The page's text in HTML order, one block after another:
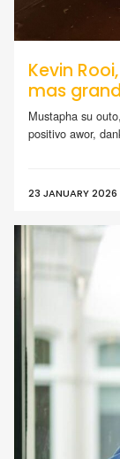
Kevin
mas
Mustapha su
positivo awor,
23 JANUARY 2026